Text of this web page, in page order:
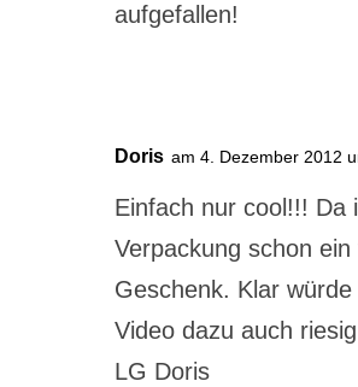
aufgefallen!
Doris am 4. Dezember 2012
Einfach nur cool!!! Da
Verpackung schon ein
Geschenk. Klar würde
Video dazu auch
LG Doris